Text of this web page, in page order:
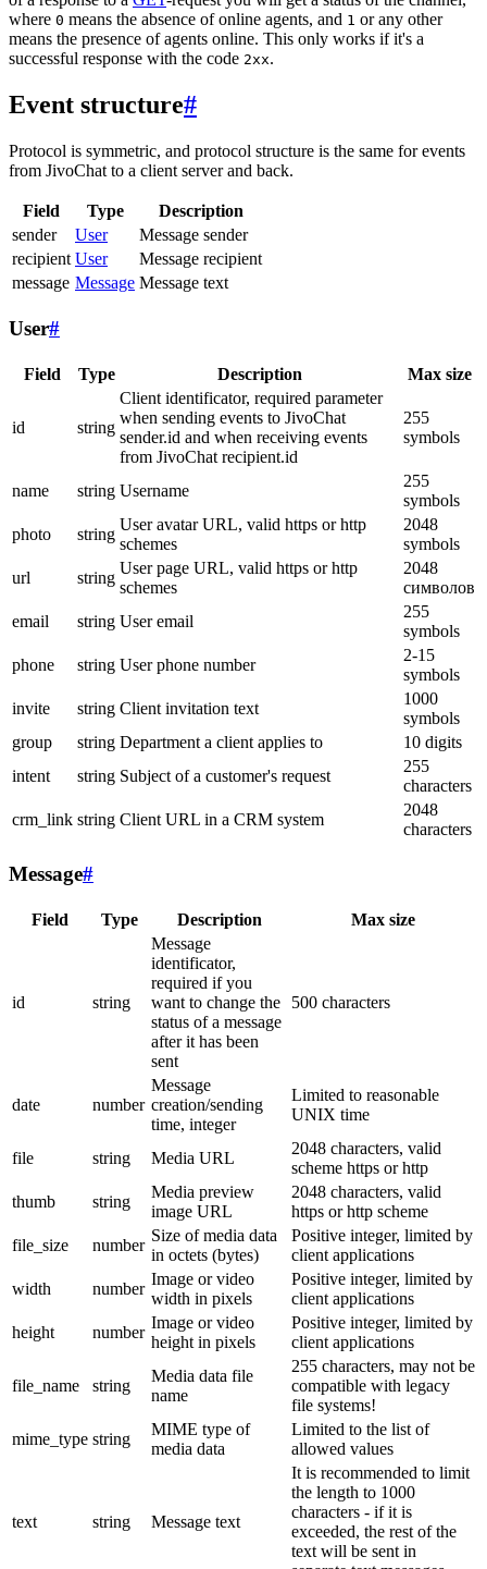
where 0 means the absence of online agents, and 1 or any other
means the presence of agents online. This only works if it's a
successful response with the code 2xx.
Event structure#
Protocol is symmetric, and protocol structure is the same for events
from JivoChat to a client server and back.
Field Type
Description
sender
User
Message sender
recipient User
Message recipient
message Message Message text
User#
Field Type Description Max size
id string
Client identificator, required parameter
when sending events to JivoChat
sender.id and when receiving events
from JivoChat recipient.id
255
symbols
name string Username
255
symbols
photo
string
User avatar URL, valid https or http
schemes
2048
symbols
url
string
User page URL, valid https or http
schemes
2048
символов
email
string User email
255
symbols
phone
string User phone number
2-15
symbols
invite
string Client invitation text
1000
symbols
group
string Department a client applies to
10 digits
intent
string Subject of a customer's request
255
characters
crm_link string Client URL in a CRM system
2048
characters
Message#
Field Type Description Max size
id string
Message
identificator,
required if you
want to change the
status of a message
after it has been
sent
500 characters
date number
Message
creation/sending
time, integer
Limited to reasonable
UNIX time
file string Media URL
2048 characters, valid
scheme https or http
thumb
string
Media preview
image URL
2048 characters, valid
https or http scheme
file_size
number
Size of media data
in octets (bytes)
Positive integer, limited by
client applications
width
number
Image or video
width in pixels
Positive integer, limited by
client applications
height
number
Image or video
height in pixels
Positive integer, limited by
client applications
file_name string
Media data file
name
255 characters, may not be
compatible with legacy
file systems!
mime_type string
MIME type of
media data
Limited to the list of
allowed values
text string Message text
It is recommended to limit
the length to 1000
characters - if it is
exceeded, the rest of the
text will be sent in